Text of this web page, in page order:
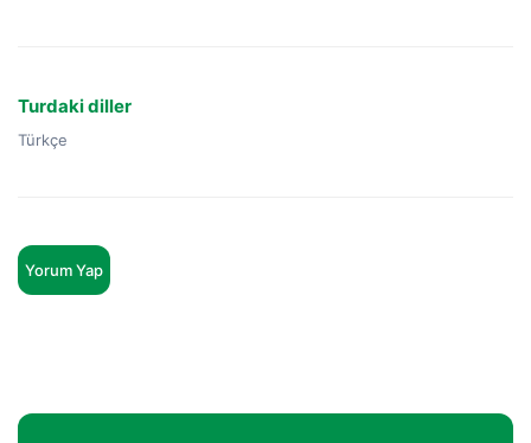
Turdaki diller
Türkçe
Yorum Yap